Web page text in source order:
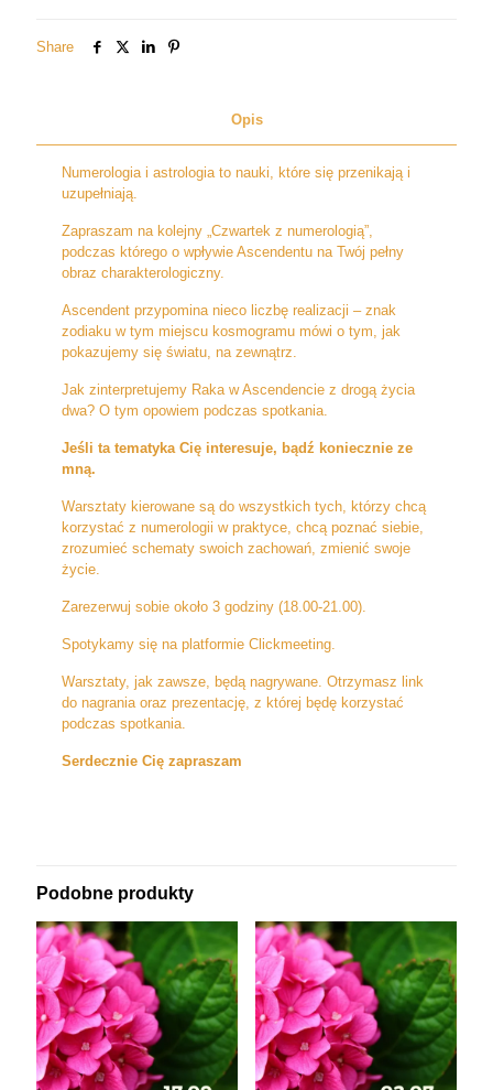
Share
Opis
Numerologia i astrologia to nauki, które się przenikają i
uzupełniają.
Zapraszam na kolejny „Czwartek z numerologią”,
podczas którego o wpływie Ascendentu na Twój pełny
obraz charakterologiczny.
Ascendent przypomina nieco liczbę realizacji – znak
zodiaku w tym miejscu kosmogramu mówi o tym, jak
pokazujemy się światu, na zewnątrz.
Jak zinterpretujemy Raka w Ascendencie z drogą życia
dwa? O tym opowiem podczas spotkania.
Jeśli ta tematyka Cię interesuje, bądź koniecznie ze
mną.
Warsztaty kierowane są do wszystkich tych, którzy chcą
korzystać z numerologii w praktyce, chcą poznać siebie,
zrozumieć schematy swoich zachowań, zmienić swoje
życie.
Zarezerwuj sobie około 3 godziny (18.00-21.00).
Spotykamy się na platformie Clickmeeting.
Warsztaty, jak zawsze, będą nagrywane. Otrzymasz link
do nagrania oraz prezentację, z której będę korzystać
podczas spotkania.
Serdecznie Cię zapraszam
Podobne produkty